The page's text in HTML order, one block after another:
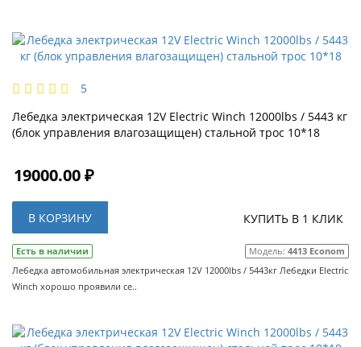
5
Лебедка электрическая 12V Electric Winch 12000lbs / 5443 кг
(блок управления влагозащищен) стальной трос 10*18
19000.00 ₽
В КОРЗИНУ КУПИТЬ В 1 КЛИК
Есть в наличии Модель: 4413 Econom
Лебедка автомобильная электрическая 12V 12000lbs / 5443кг Лебедки Electric
Winch хорошо проявили се..